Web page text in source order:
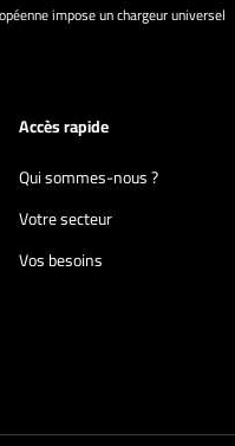
impose un chargeur universel
Accès rapide
Qui sommes-nous ?
Votre secteur
Vos besoins